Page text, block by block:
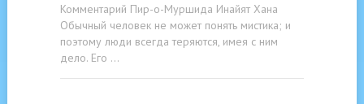
Комментарий Пир-о-Муршида Инайят Хана
Обычный человек не может понять мистика; и
поэтому люди всегда теряются, имея с ним
дело. Его …